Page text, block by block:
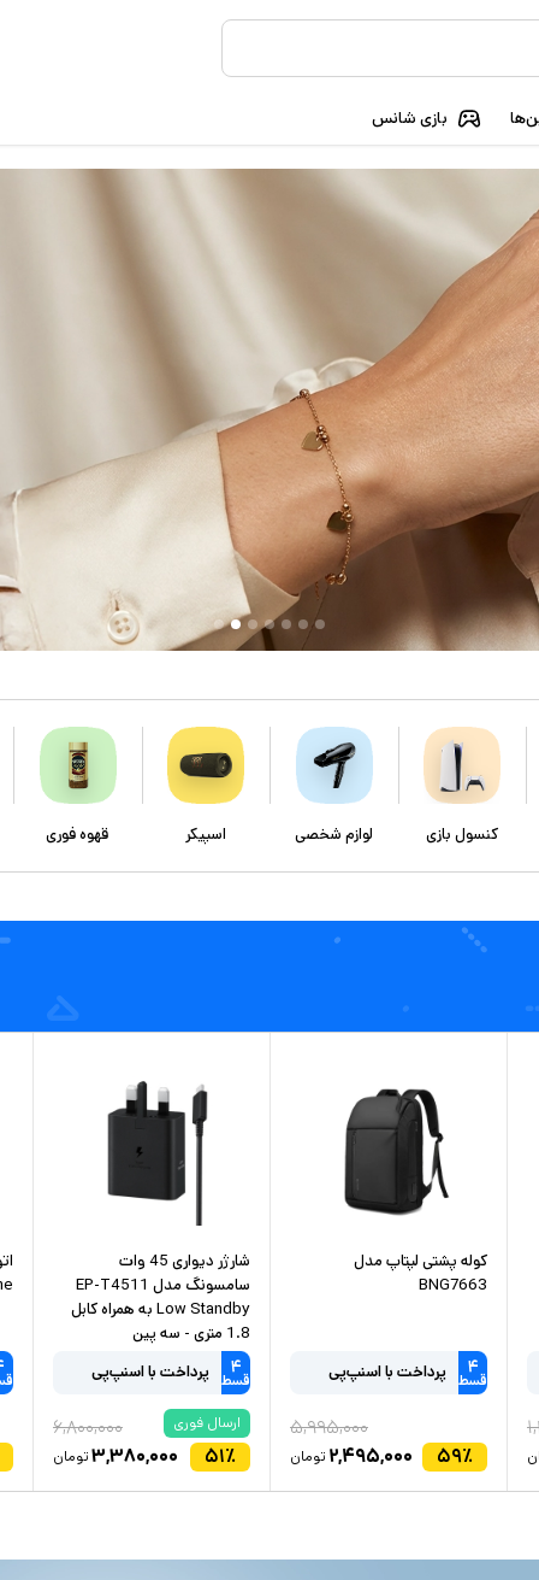
بازی شانس
کنسول بازی لوازم شخصی اسپیکر قهوه فوری
کوله پشتی لپتاپ مدل
BNG7663
۴
قسط پرداخت با اسنپ‌پی
۵۹٪
۵,۹۹۵,۰۰۰
۲,۴۹۵,۰۰۰ تومان
شارژر دیواری 45 وات
سامسونگ مدل EP-T4511
Low Standby به همراه کابل
1.8 متری - سه پین
۴
قسط پرداخت با اسنپ‌پی
ارسال فوری
۵۱٪
۶,۸۰۰,۰۰۰
۳,۳۸۰,۰۰۰تومان